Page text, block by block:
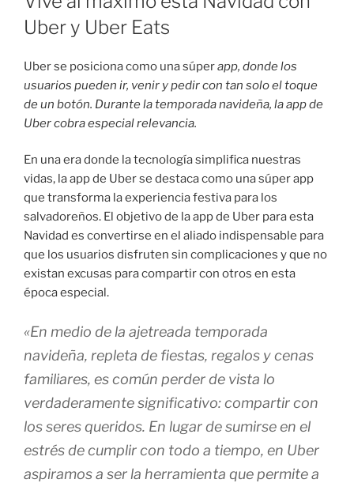
Uber y Uber Eats
Uber se posiciona como una súperapp, donde los
usuarios pueden ir, venir y pedir con tan solo el toque
de un botón. Durante la temporada navideña, la app de
Uber cobra especial relevancia.
En una era donde la tecnología simplifica nuestras
vidas, la app de Uber se destaca como una súper app
que transforma la experiencia festiva para los
salvadoreños. El objetivo de la app de Uber para esta
Navidad es convertirse en el aliado indispensable para
que los usuarios disfruten sin complicaciones y que no
existan excusas para compartir con otros en esta
época especial.
«En medio de la ajetreada temporada
navideña, repleta de fiestas, regalos y cenas
familiares, es común perder de vista lo
verdaderamente significativo: compartir con
los seres queridos. En lugar de sumirse en el
estrés de cumplir con todo a tiempo, en Uber
aspiramos a ser la herramienta que permite a